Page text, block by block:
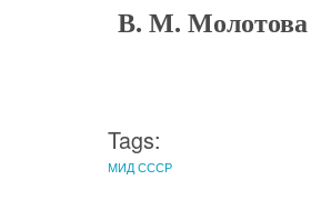
В. М.
Tags:
МИД СССР